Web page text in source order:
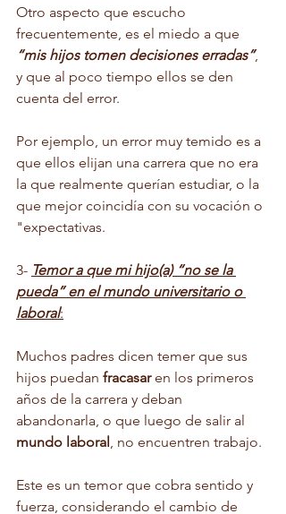
Otro aspecto que escucho
frecuentemente, es el miedo a que
“mis hijos tomen decisiones erradas”,
y que al poco tiempo ellos se den
cuenta del error.
Por ejemplo, un error muy temido es a
que ellos elijan una carrera que no era
la que realmente querían estudiar, o la
que mejor coincidía con su vocación o
"expectativas.
3- Temor a que mi hijo(a) “no se la
pueda” en el mundo universitario o
laboral:
Muchos padres dicen temer que sus
hijos puedan fracasar en los primeros
años de la carrera y deban
abandonarla, o que luego de salir al
mundo laboral, no encuentren trabajo.
Este es un temor que cobra sentido y
fuerza, considerando el cambio de